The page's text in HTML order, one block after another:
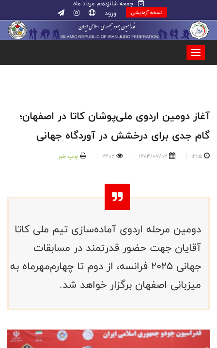
جمعه شانزدهم مرداد ماه
نسخه آزمایشی ورود
آغاز دومین اردوی ملی‌پوشان کاتا در اصفهان؛
گام جدی برای درخشش در آوردگاه جهانی
12:15
1404/07/02
2402 چاپ خبر
دومین مرحله اردوی آماده‌سازی تیم ملی کاتا
آقایان جهت حضور قدرتمند در مسابقات
جهانی ۲۰۲۵ فرانسه، از دوم تا چهارم‌مهرماه به
میزبانی اصفهان برگزار خواهد شد.